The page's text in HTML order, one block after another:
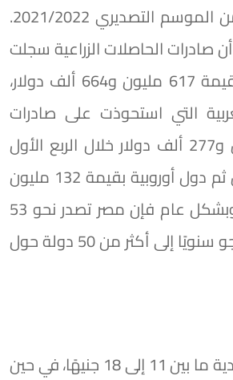
خلال الربع الأول من الموسم التصديري 2021/2022.
صادرات الحاصلات الزراعية سجلت
777.6 ألف طن، بقيمة 617 مليون و664 ألف دولار،
التي استحوذت على صادرات
بقيمة 280 مليون و277 ألف دولار خلال الربع الأول
من الموسم، ومن ثم دول أوروبية بقيمة 132 مليون
و517 ألف دولار. وبشكل عام فإن مصر تصدر نحو 53
ألف طن من المانجو سنويًا إلى أكثر من 50 دولة حول
سجلت المانجو الزبدية ما بين 11 إلى 18 جنيهًا، في حين